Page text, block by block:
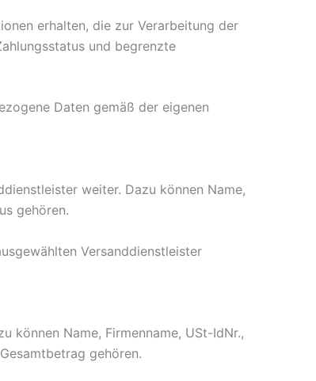
erhalten, die zur Verarbeitung der
und begrenzte
Daten gemäß der eigenen
weiter. Dazu können Name,
gehören.
Versanddienstleister
können Name, Firmenname, USt-IdNr.,
gehören.